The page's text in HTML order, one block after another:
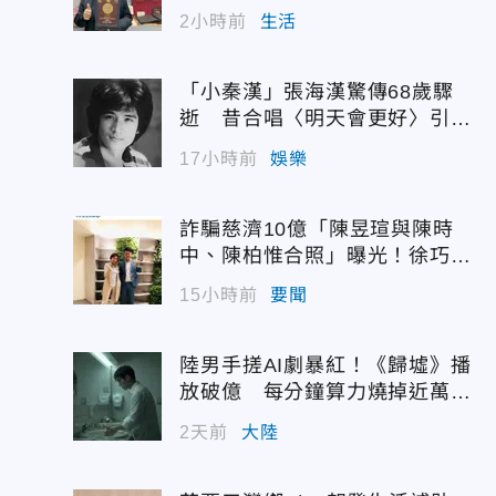
2小時前 生活
「小秦漢」張海漢驚傳68歲驟
逝 昔合唱〈明天會更好〉引追
17小時前 娛樂
詐騙慈濟10億「陳昱瑄與陳時
中、陳柏惟合照」曝光！徐巧芯
震撼出手
15小時前 要聞
陸男手搓AI劇暴紅！《歸墟》播
放破億 每分鐘算力燒掉近萬台
2天前 大陸